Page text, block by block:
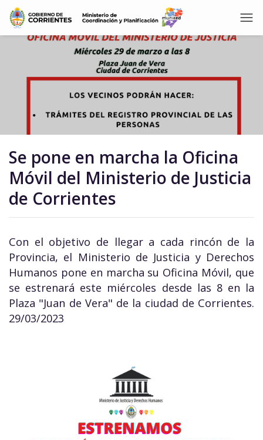
Se pone en marcha la Oficina
Móvil del Ministerio de Justicia
de Corrientes
Con el objetivo de llegar a cada rincón de la
Provincia, el Ministerio de Justicia y Derechos
Humanos pone en marcha su Oficina Móvil, que
se estrenará este miércoles desde las 8 en la
Plaza "Juan de Vera" de la ciudad de Corrientes.
29/03/2023